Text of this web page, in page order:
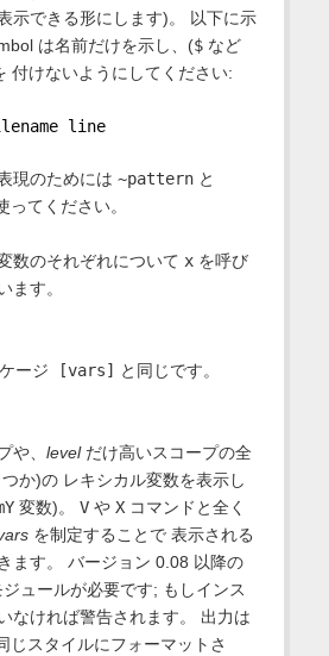
示できる形にします)。 以下に示
は名前だけを示し、($など
付けないようにしてください:
line
現のためには ~patternと
ってください。
数のそれぞれについて xを呼び
ます。
ケージ [vars]
と同じです。
や、 levelだけ高いスコープの全
か)の レキシカル変数を表示し
変数)。 Vや Xコマンドと全く
を制定することで 表示される
ます。 バージョン 0.08 以降の
ュールが必要です; もしインス
なければ警告されます。 出力は
じスタイルにフォーマットさ